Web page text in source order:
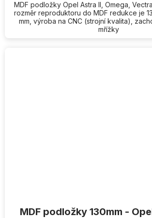
MDF podložky Opel Astra II, Omega,
rozměr reproduktoru do MDF redukce je
mm, výroba na CNC (strojní kvalita),
mřížky
MDF podložky 130mm -